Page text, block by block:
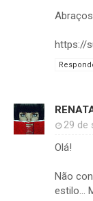
https://
29 de
Olá!
Não
estilo...